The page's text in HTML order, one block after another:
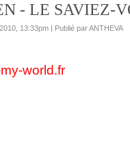
- LE SAVIEZ-
13:33pm | Publié par ANTHEVA